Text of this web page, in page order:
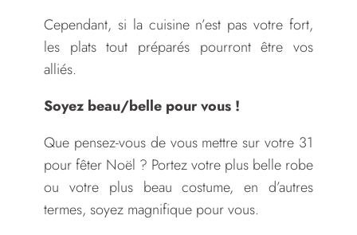
Cependant, si la cuisine n’est pas votre fort,
les plats tout préparés pourront être vos
alliés.
Soyez beau/belle pour vous !
Que pensez-vous de vous mettre sur votre 31
pour fêter Noël ? Portez votre plus belle robe
ou votre plus beau costume, en d’autres
termes, soyez magnifique pour vous.